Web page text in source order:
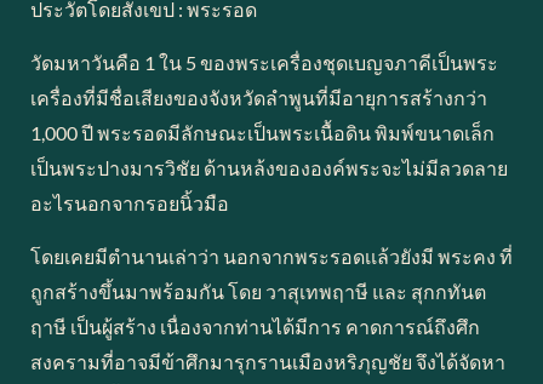
ประวัตโดยสังเขป : พระรอด
วัดมหาวันคือ 1 ใน 5 ของพระเครื่องชุดเบญจภาคีเป็นพระ
เครื่องที่มีชื่อเสียงของจังหวัดลำพูนที่มีอายุการสร้างกว่า
1,000 ปี พระรอดมีลักษณะเป็นพระเนื้อดิน พิมพ์ขนาดเล็ก
เป็นพระปางมารวิชัย ด้านหล้งขององค์พระจะไม่มีลวดลาย
อะไรนอกจากรอยนิ้วมือ
โดยเคยมีตำนานเล่าว่า นอกจากพระรอดเเล้วยังมี พระคง ที่
ถูกสร้างขึ้นมาพร้อมกัน โดย วาสุเทพฤาษี และ สุกกทันต
ฤาษี เป็นผู้สร้าง เนื่องจากท่านได้มีการ คาดการณ์ถึงศึก
สงครามที่อาจมีข้าศึกมารุกรานเมืองหริภุญชัย จึงได้จัดหา